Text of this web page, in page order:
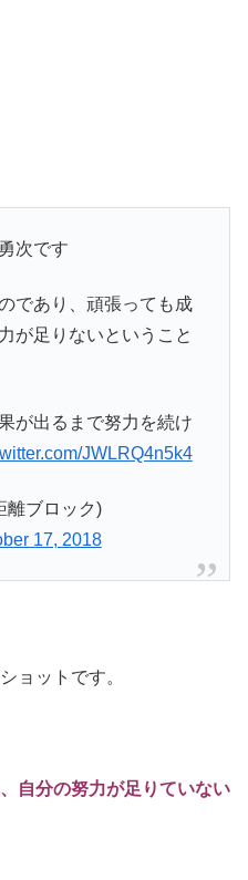
次です
であり、頑張っても成
が足りないということ
が出るまで努力を続け
JWLRQ4n5k4
離ブロック)
17, 2018
ョットです。
自分の努力が足りていない